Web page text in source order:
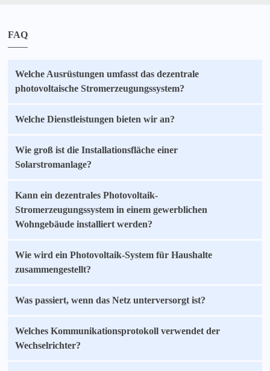
FAQ
Welche Ausrüstungen umfasst das dezentrale
photovoltaische Stromerzeugungssystem?
Welche Dienstleistungen bieten wir an?
Wie groß ist die Installationsfläche einer
Solarstromanlage?
Kann ein dezentrales Photovoltaik-
Stromerzeugungssystem in einem gewerblichen
Wohngebäude installiert werden?
Wie wird ein Photovoltaik-System für Haushalte
zusammengestellt?
Was passiert, wenn das Netz unterversorgt ist?
Welches Kommunikationsprotokoll verwendet der
Wechselrichter?